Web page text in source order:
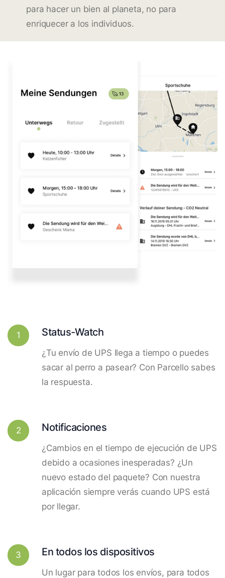
para hacer un bien al planeta, no para
enriquecer a los individuos.
1 Status-Watch
¿Tu envío de UPS llega a tiempo o puedes
sacar al perro a pasear? Con Parcello sabes
la respuesta.
2 Notificaciones
¿Cambios en el tiempo de ejecución de UPS
debido a ocasiones inesperadas? ¿Un
nuevo estado del paquete? Con nuestra
aplicación siempre verás cuando UPS está
por llegar.
3 En todos los dispositivos
Un lugar para todos los envíos, para todos